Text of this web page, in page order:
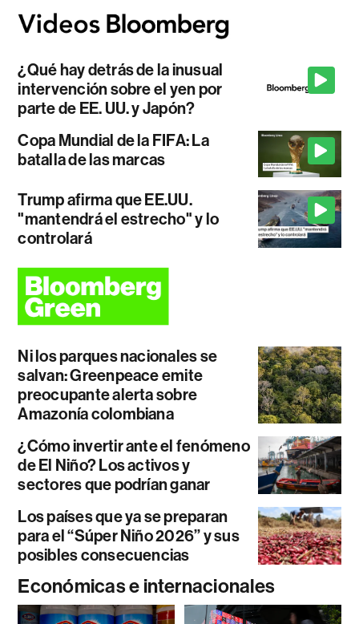
¿Qué hay detrás de la inusual
intervención sobre el yen por
parte de EE. UU. y Japón?
Copa Mundial de la FIFA: La
batalla de las marcas
Trump afirma que EE.UU.
"mantendrá el estrecho" y lo
controlará
Ni los parques nacionales se
salvan: Greenpeace emite
preocupante alerta sobre
Amazonía colombiana
¿Cómo invertir ante el fenómeno
de El Niño? Los activos y
sectores que podrían ganar
Los países que ya se preparan
para el “Súper Niño 2026” y sus
posibles consecuencias
Económicas e internacionales